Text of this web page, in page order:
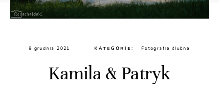
Kontakt
9 grudnia 2021 KATEGORIE: Fotografia ślubna
Kamila & Patryk